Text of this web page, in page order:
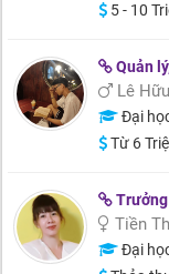
5 - 10
Quản lý,
Lê
Đại
Từ 6
Trưởng
Tiền
Đại